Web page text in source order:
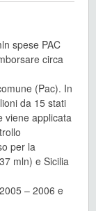
spese PAC
circa
(Pac). In
da 15 stati
viene applicata
per la
mln) e Sicilia
– 2006 e